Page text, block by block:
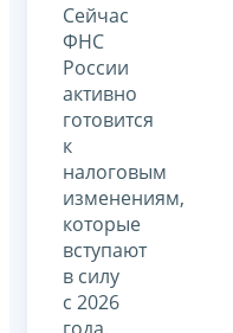
Сейчас
ФНС
России
активно
готовится
к
налоговым
изменениям,
которые
вступают
в силу
с 2026